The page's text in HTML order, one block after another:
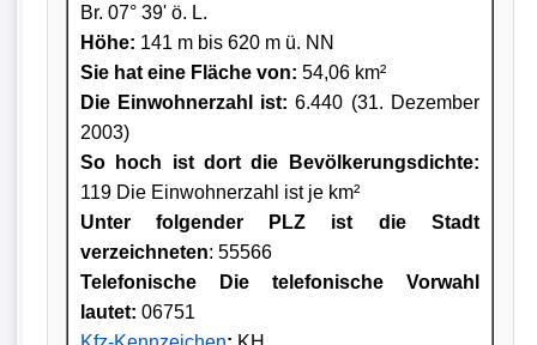
Br. 07° 39' ö. L.
Höhe: 141 m bis 620 m ü. NN
Sie hat eine Fläche von: 54,06 km²
Die Einwohnerzahl ist: 6.440 (31. Dezember
2003)
So hoch ist dort die Bevölkerungsdichte:
119 Die Einwohnerzahl ist je km²
Unter folgender PLZ ist die Stadt
verzeichneten: 55566
Telefonische Die telefonische Vorwahl
lautet: 06751